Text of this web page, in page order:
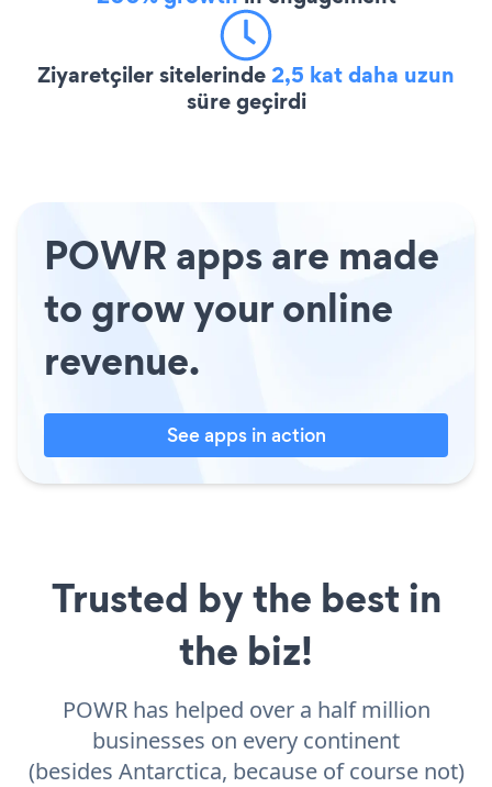
Ziyaretçiler sitelerinde2,5 kat daha uzun
süre geçirdi
POWR apps are made
to grow your online
revenue.
See apps in action
Trusted by the best in
the biz!
POWR has helped over a half million
businesses on every continent
(besides Antarctica, because of course not)